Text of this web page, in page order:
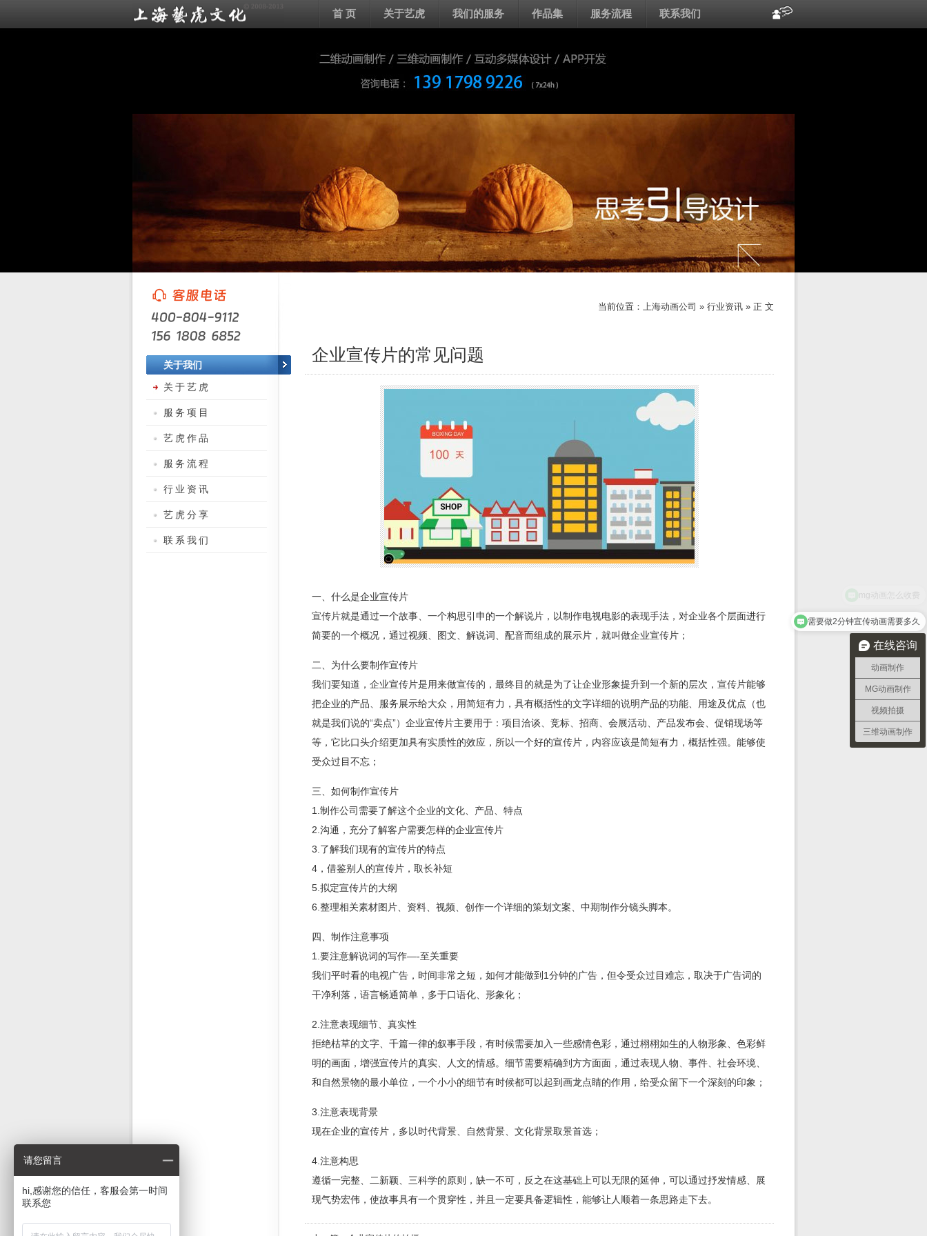
首 页 关于艺虎 我们的服务 作品集 服务流程 联系我们
当前位置： 上海动画公司 » 行业资讯 » 正 文
企业宣传片的常见问题
一、什么是企业宣传片
宣传片就是通过一个故事、一个构思引申的一个解说片，以制作电视电影的表现手法，对企业各个层面进行
简要的一个概况，通过视频、图文、解说词、配音而组成的展示片，就叫做企业宣传片；
二、为什么要制作宣传片
我们要知道，企业宣传片是用来做宣传的，最终目的就是为了让企业形象提升到一个新的层次， 宣传片能够
把企业的产品、服务展示给大众，用简短有力，具有概括性的文字详细的说明产品的功能、用途及优点（也
就是我们说的“卖点”）企业宣传片主要用于：项目洽谈、竞标、招商、会展活动、产品发布会、促销现场等
等，它比口头介绍更加具有实质性的效应，所以一个好的宣传片，内容应该是简短有力，概括性强。能够使
受众过目不忘；
三、如何制作宣传片
1.制作公司需要了解这个企业的文化、产品、特点
2.沟通，充分了解客户需要怎样的企业宣传片
3.了解我们现有的宣传片的特点
4，借鉴别人的宣传片，取长补短
5.拟定宣传片的大纲
6.整理相关素材图片、资料、视频、创作一个详细的策划文案、中期制作分镜头脚本。
四、制作注意事项
1.要注意解说词的写作—-至关重要
我们平时看的电视广告，时间非常之短，如何才能做到1分钟的广告，但令受众过目难忘，取决于广告词的
干净利落，语言畅通简单，多于口语化、形象化；
2.注意表现细节、真实性
拒绝枯草的文字、千篇一律的叙事手段，有时候需要加入一些感情色彩，通过栩栩如生的人物形象、色彩鲜
明的画面，增强宣传片的真实、人文的情感。细节需要精确到方方面面，通过表现人物、事件、社会环境、
和自然景物的最小单位，一个小小的细节有时候都可以起到画龙点睛的作用，给受众留下一个深刻的印象；
3.注意表现背景
现在企业的宣传片，多以时代背景、自然背景、文化背景取景首选；
4.注意构思
遵循一完整、二新颖、三科学的原则，缺一不可，反之在这基础上可以无限的延伸，可以通过抒发情感、展
现气势宏伟，使故事具有一个贯穿性，并且一定要具备逻辑性，能够让人顺着一条思路走下去。
关于我们
关于艺虎
服务项目
艺虎作品
服务流程
行业资讯
艺虎分享
联系我们
在线咨询
动画制作
MG动画制作
视频拍摄
三维动画制作
需要做2分钟宣传动画需要多久
请您留言
hi,感谢您的信任，客服会第一时间
联系您